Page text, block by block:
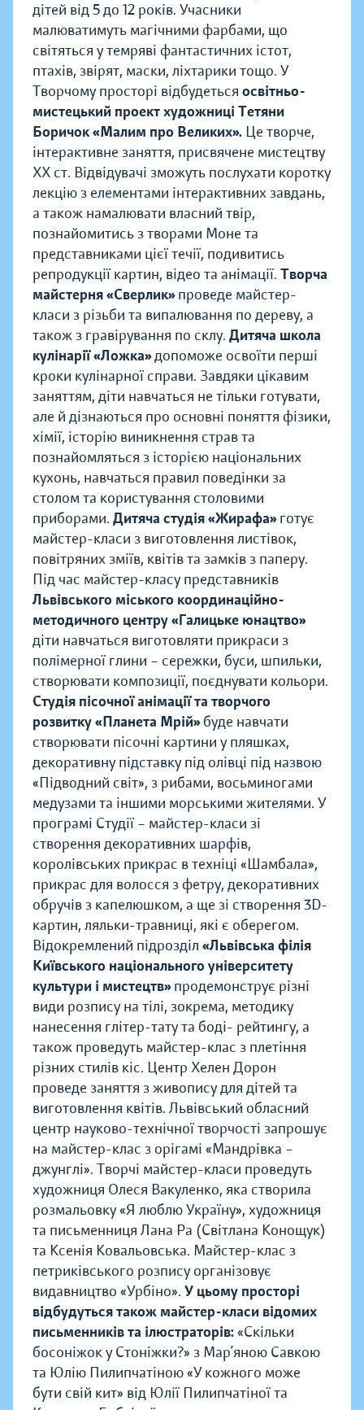
дітей від 5 до 12 років. Учасники
малюватимуть магічними фарбами, що
світяться у темряві фантастичних істот,
птахів, звірят, маски, ліхтарики тощо. У
Творчому просторі відбудеться освітньо-
мистецький проект художниці Тетяни
Боричок «Малим про Великих». Це творче,
інтерактивне заняття, присвячене мистецтву
ХХ ст. Відвідувачі зможуть послухати коротку
лекцію з елементами інтерактивних завдань,
а також намалювати власний твір,
познайомитись з творами Моне та
представниками цієї течії, подивитись
репродукції картин, відео та анімації. Творча
майстерня «Сверлик»проведе майстер-
класи з різьби та випалювання по дереву, а
також з гравірування по склу. Дитяча школа
кулінарії «Ложка»допоможе освоїти перші
кроки кулінарної справи. Завдяки цікавим
заняттям, діти навчаться не тільки готувати,
але й дізнаються про основні поняття фізики,
хімії, історію виникнення страв та
познайомляться з історією національних
кухонь, навчаться правил поведінки за
столом та користування столовими
приборами. Дитяча студія «Жирафа»готує
майстер-класи з виготовлення листівок,
повітряних зміїв, квітів та замків з паперу.
Під час майстер-класу представників
Львівського міського координаційно-
методичного центру «Галицьке юнацтво»
діти навчаться виготовляти прикраси з
полімерної глини – сережки, буси, шпильки,
створювати композиції, поєднувати кольори.
Студія пісочної анімації та творчого
розвитку «Планета Мрій»буде навчати
створювати пісочні картини у пляшках,
декоративну підставку під олівці під назвою
«Підводний світ», з рибами, восьминогами
медузами та іншими морськими жителями. У
програмі Студії – майстер-класи зі
створення декоративних шарфів,
королівських прикрас в техніці «Шамбала»,
прикрас для волосся з фетру, декоративних
обручів з капелюшком, а ще зі створення 3D-
картин, ляльки-травниці, які є оберегом.
Відокремлений підрозділ «Львівська філія
Київського національного університету
культури і мистецтв»продемонструє різні
види розпису на тілі, зокрема, методику
нанесення глітер-тату та боді- рейтингу, а
також проведуть майстер-клас з плетіння
різних стилів кіс. Центр Хелен Дорон
проведе заняття з живопису для дітей та
виготовлення квітів. Львівський обласний
центр науково-технічної творчості запрошує
на майстер-клас з орігамі «Мандрівка –
джунглі». Творчі майстер-класи проведуть
художниця Олеся Вакуленко, яка створила
розмальовку «Я люблю Україну», художниця
та письменниця Лана Ра (Світлана Конощук)
та Ксенія Ковальовська. Майстер-клас з
петриківського розпису організовує
видавництво «Урбіно». У цьому просторі
відбудуться також майстер-класи відомих
письменників та ілюстраторів:«Скільки
босоніжок у Стоніжки?» з Мар’яною Савкою
та Юлію Пилипчатіною «У кожного може
бути свій кит» від Юлії Пилипчатіної та